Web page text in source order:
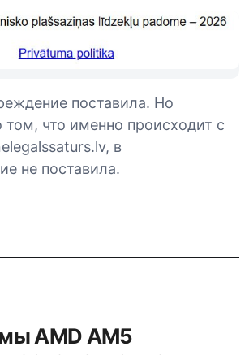
поставила. Но
что именно происходит с
в
не поставила.
AMD AM5